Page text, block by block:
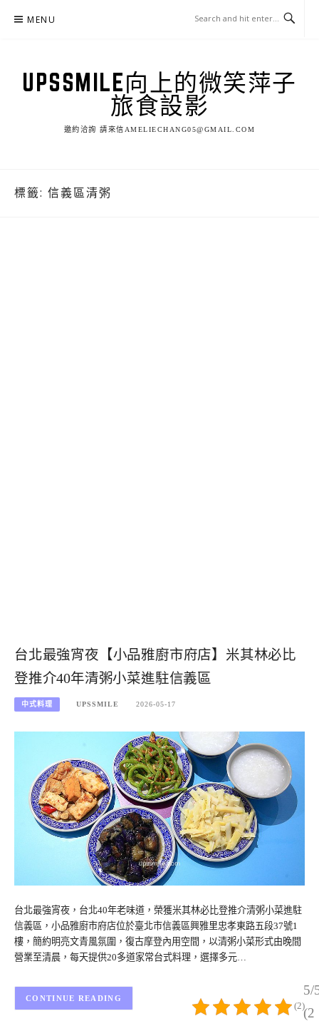
MENU
UPSSMILE向上的微笑萍子
旅食設影
邀約洽詢 請來信AMELIECHANG05@GMAIL.COM
標籤: 信義區清粥
台北最強宵夜【小品雅廚市府店】米其林必比
登推介40年清粥小菜進駐信義區
中式料理 UPSSMILE 2026-05-17
台北最強宵夜，台北40年老味道，榮獲米其林必比登推介清粥小菜進駐
信義區，小品雅廚市府店位於臺北市信義區興雅里忠孝東路五段37號1
樓，簡約明亮文青風氛圍，復古摩登內用空間，以清粥小菜形式由晚間
營業至清晨，每天提供20多道家常台式料理，選擇多元…
5/
(2
(2)
CONTINUE READING